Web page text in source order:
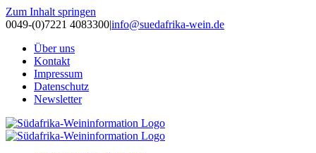
Zum Inhalt springen
0049-(0)7221 4083300|info@suedafrika-wein.de
Über uns
Kontakt
Impressum
Datenschutz
Newsletter